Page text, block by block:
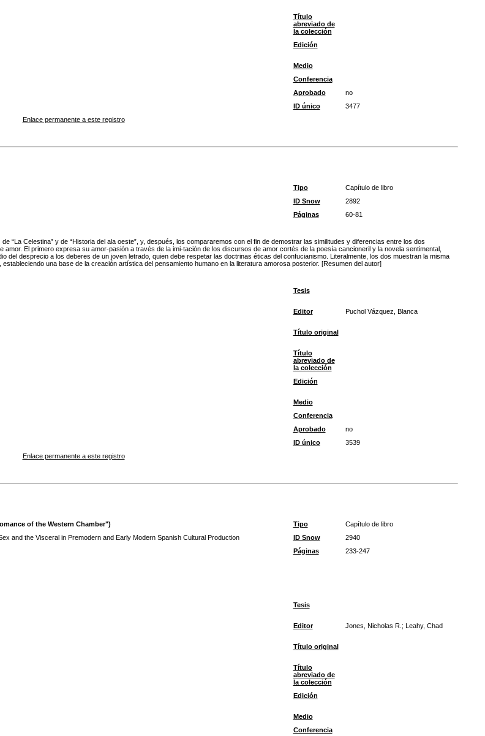
Título
abreviado de
la colección
Edición
Medio
Conferencia
Aprobado
no
ID único
3477
Enlace permanente a este registro
Tipo
Capítulo de libro
ID Snow
2892
Páginas
60-81
“La Celestina” y de “Historia del ala oeste”, y, después, los compararemos con el fin de demostrar las similitudes y diferencias entre los dos
El primero expresa su amor-pasión a través de la imi-tación de los discursos de amor cortés de la poesía cancioneril y la novela sentimental,
del desprecio a los deberes de un joven letrado, quien debe respetar las doctrinas éticas del confucianismo. Literalmente, los dos muestran la misma
una base de la creación artística del pensamiento humano en la literatura amorosa posterior. [Resumen del autor]
Tesis
Editor Puchol Vázquez, Blanca
Título original
Título
abreviado de
la colección
Edición
Medio
Conferencia
Aprobado
no
ID único
3539
Enlace permanente a este registro
of the Western Chamber") Tipo
Capítulo de libro
and the Visceral in Premodern and Early Modern Spanish Cultural Production ID Snow
2940
Páginas
233-247
Tesis
Editor Jones, Nicholas R.; Leahy, Chad
Título original
Título
abreviado de
la colección
Edición
Medio
Conferencia